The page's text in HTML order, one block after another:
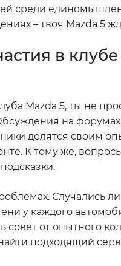
среди
– твоя Mazda 5
в
Mazda 5, ты не
на
делятся своим
К тому же,
Случались
у каждого
совет от опытного
подходящий